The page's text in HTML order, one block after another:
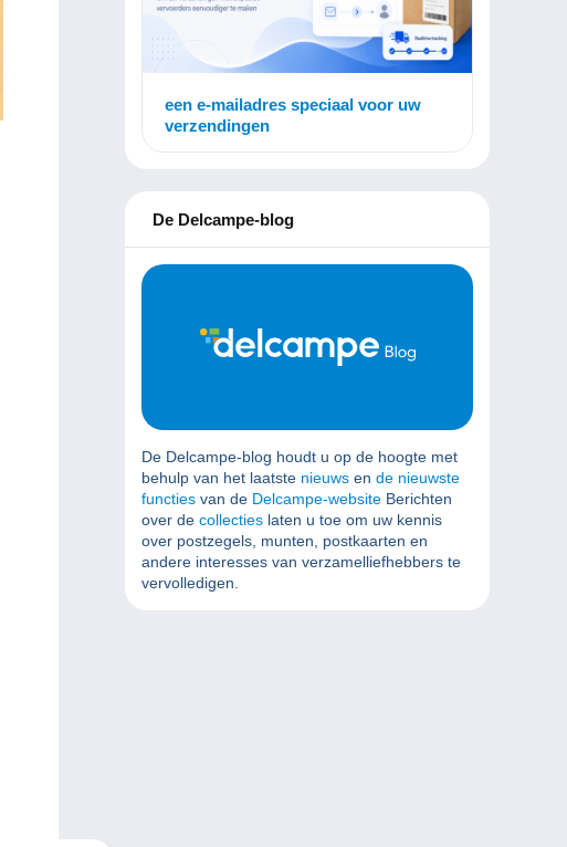
een e-mailadres speciaal voor uw
verzendingen
De Delcampe-blog
De Delcampe-blog houdt u op de hoogte met
behulp van het laatste nieuws en de nieuwste
functies van de Delcampe-website Berichten
over de collecties laten u toe om uw kennis
over postzegels, munten, postkaarten en
andere interesses van verzamelliefhebbers te
vervolledigen.